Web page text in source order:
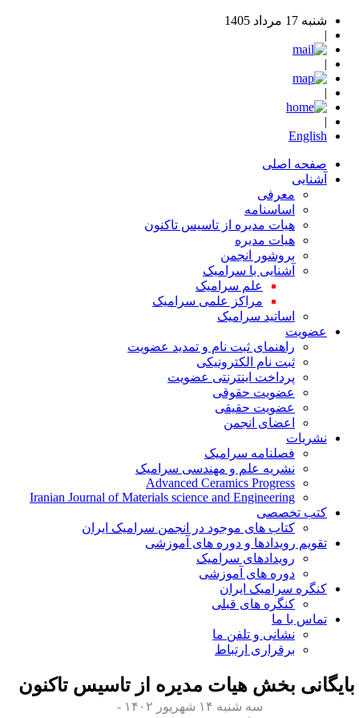
شنبه 17 مرداد 1405
English
صفحه اصلی
آشنایی
معرفی
اساسنامه
هیات مدیره از تاسیس تاکنون
هیات مدیره
بروشور انجمن
آشنایی با سرامیک
علم سرامیک
مراکز علمی سرامیک
اساتید سرامیک
عضویت
راهنمای ثبت نام و تمدید عضویت
ثبت نام الکترونیکی
پرداخت اینترنتی عضویت
عضویت حقوقی
عضویت حقیقی
اعضای انجمن
نشریات
فصلنامه سرامیک
نشریه علم و مهندسی سرامیک
Advanced Ceramics Progress
Iranian Journal of Materials science and Engineering
کتب تخصصی
کتاب های موجود در انجمن سرامیک ایران
تقویم رویدادها و دوره های آموزشی
رویدادهای سرامیک
دوره های آموزشی
کنگره سرامیک ایران
کنگره های قبلی
تماس با ما
نشانی و تلفن ما
برقراری ارتباط
بخشهیات مدیره از تاسیس تاکنون
سه شنبه ۱۴ شهریور ۱۴۰۲ -